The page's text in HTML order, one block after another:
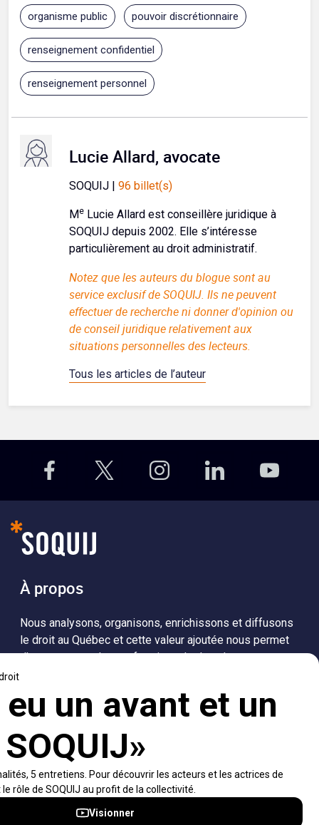
organisme public pouvoir discrétionnaire
renseignement confidentiel
renseignement personnel
Lucie Allard, avocate
SOQUIJ |96 billet(s)
Me Lucie Allard est conseillère juridique à
SOQUIJ depuis 2002. Elle s’intéresse
particulièrement au droit administratif.
Notez que les auteurs du blogue sont au
service exclusif de SOQUIJ. Ils ne peuvent
effectuer de recherche ni donner d'opinion ou
de conseil juridique relativement aux
situations personnelles des lecteurs.
Tous les articles de l’auteur
À propos
Nous analysons, organisons, enrichissons et diffusons
le droit au Québec et cette valeur ajoutée nous permet
d’accompagner les professionnels dans leurs
population dans sa compréhension du droit.
Accès rapides
À propos Notifications et fils RSS